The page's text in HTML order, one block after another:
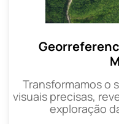
Transformamos o
visuais precisas,
exploração